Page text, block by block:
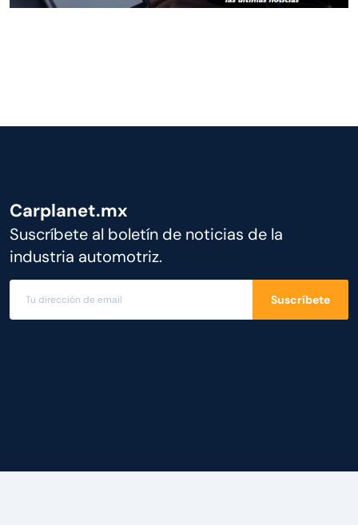
Carplanet.mx
Suscríbete al boletín de noticias de la
industria automotriz.
Suscríbete